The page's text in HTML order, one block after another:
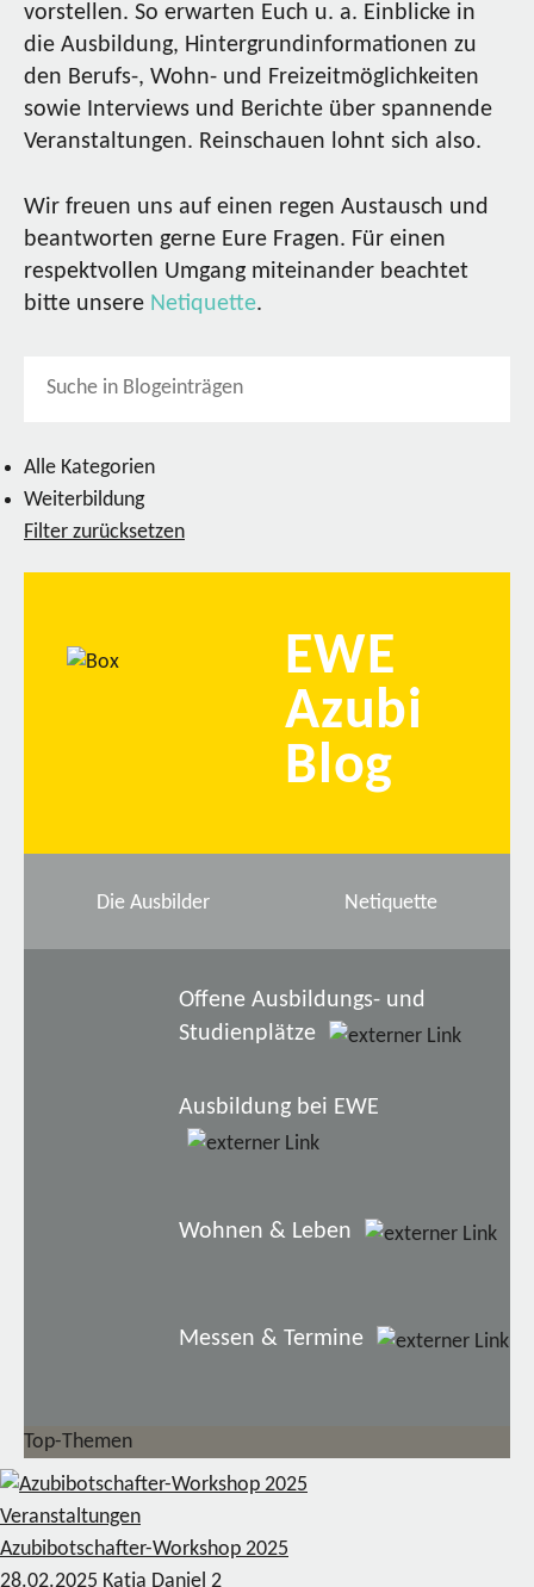
vorstellen. So erwarten Euch u. a. Einblicke in
die Ausbildung, Hintergrundinformationen zu
den Berufs-, Wohn- und Freizeitmöglichkeiten
sowie Interviews und Berichte über spannende
Veranstaltungen. Reinschauen lohnt sich also.
Wir freuen uns auf einen regen Austausch und
beantworten gerne Eure Fragen. Für einen
respektvollen Umgang miteinander beachtet
bitte unsere Netiquette.
Alle Kategorien
Weiterbildung
Filter zurücksetzen
EWE
Azubi
Blog
Die Ausbilder Netiquette
Offene Ausbildungs- und
Studienplätze
Ausbildung bei EWE
Wohnen & Leben
Messen & Termine
Top-Themen
Veranstaltungen
Azubibotschafter-Workshop 2025
28.02.2025 Katja Daniel 2